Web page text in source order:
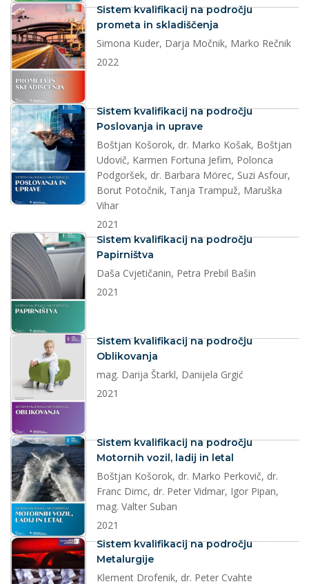
dokument
Sistem kvalifikacij na področju
prometa in skladiščenja
Simona Kuder, Darja Močnik, Marko Rečnik
2022
dokument
Sistem kvalifikacij na področju
Poslovanja in uprave
Boštjan Košorok, dr. Marko Košak, Boštjan
Udovič, Karmen Fortuna Jefim, Polonca
Podgoršek, dr. Barbara Mörec, Suzi Asfour,
Borut Potočnik, Tanja Trampuž, Maruška
Vihar
2021
dokument
Sistem kvalifikacij na področju
Papirništva
Daša Cvjetičanin, Petra Prebil Bašin
2021
dokument
Sistem kvalifikacij na področju
Oblikovanja
mag. Darija Štarkl, Danijela Grgić
2021
dokument
Sistem kvalifikacij na področju
Motornih vozil, ladij in letal
Boštjan Košorok, dr. Marko Perkovič, dr.
Franc Dimc, dr. Peter Vidmar, Igor Pipan,
mag. Valter Suban
2021
dokument
Sistem kvalifikacij na področju
Metalurgije
Klement Drofenik, dr. Peter Cvahte